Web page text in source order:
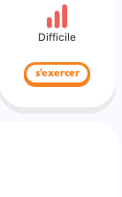
Difficile
s'exercer